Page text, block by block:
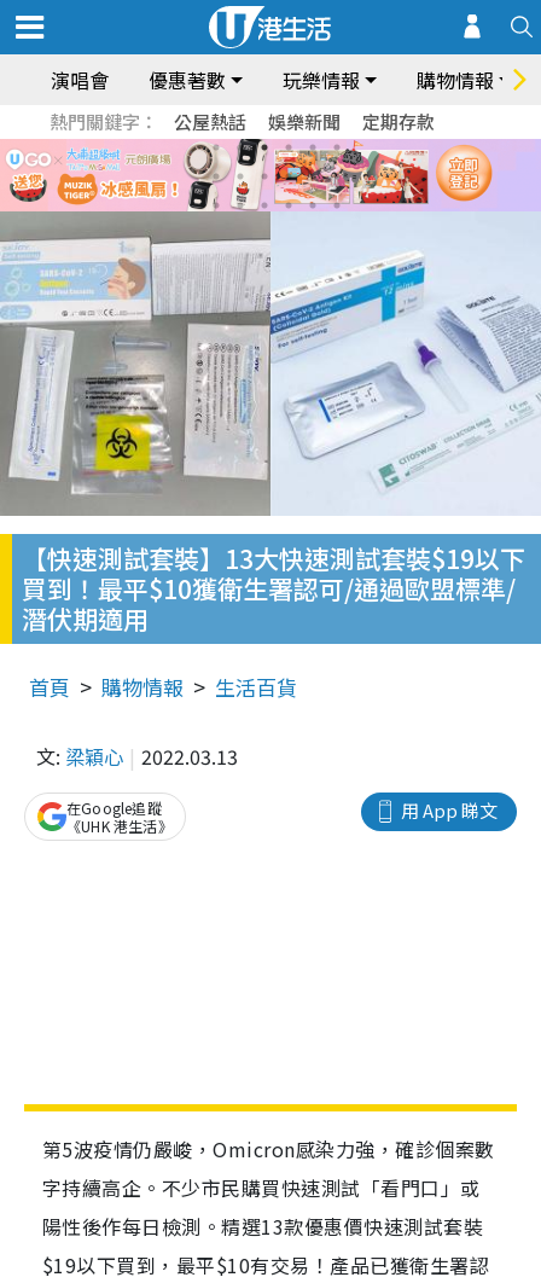
演唱會 優惠著數 玩樂情報 購物情報
熱門關鍵字： 公屋熱話 娛樂新聞 定期存款
【快速測試套裝】13大快速測試套裝$19以下
買到！最平$10獲衛生署認可/通過歐盟標準/
潛伏期適用
首頁 購物情報 生活百貨
文: 梁穎心 2022.03.13
用 App 睇文
在Google追蹤
《UHK 港生活》
第5波疫情仍嚴峻，Omicron感染力強，確診個案數
字持續高企。不少市民購買快速測試「看門口」或
陽性後作每日檢測。精選13款優惠價快速測試套裝
$19以下買到，最平$10有交易！產品已獲衛生署認